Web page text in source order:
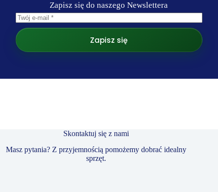
Zapisz się do naszego Newslettera
Zapisz się
Skontaktuj się z nami
Masz pytania? Z przyjemnością pomożemy dobrać idealny
sprzęt.